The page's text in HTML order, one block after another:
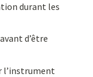
durant les
d’être
l’instrument